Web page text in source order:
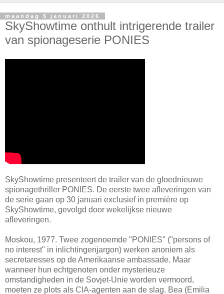
maandag 5 januari 2026
SkyShowtime onthult intrigerende trailer
van spionageserie PONIES
SkyShowtime presenteert de trailer van de gloednieuwe
spionagethriller PONIES. De eerste twee afleveringen van
de serie gaan op 30 januari exclusief in première op
SkyShowtime, gevolgd door wekelijkse nieuwe
afleveringen.
Moskou, 1977. Twee zogenoemde "PONIES" ("persons of
no interest" in inlichtingenjargon) werken anoniem als
secretaresses op de Amerikaanse ambassade. Maar
wanneer hun echtgenoten onder mysterieuze
omstandigheden in de Sovjet-Unie worden vermoord,
moeten ze plots als CIA-agenten aan de slag. Bea (Emilia